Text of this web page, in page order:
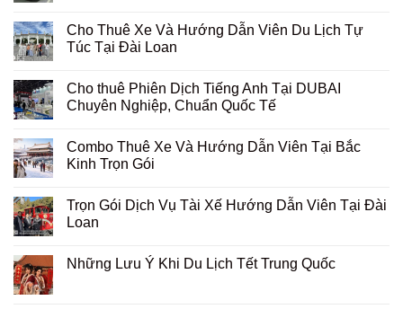
Cho Thuê Xe Và Hướng Dẫn Viên Du Lịch Tự
Túc Tại Đài Loan
Cho thuê Phiên Dịch Tiếng Anh Tại DUBAI
Chuyên Nghiệp, Chuẩn Quốc Tế
Combo Thuê Xe Và Hướng Dẫn Viên Tại Bắc
Kinh Trọn Gói
Trọn Gói Dịch Vụ Tài Xế Hướng Dẫn Viên Tại Đài
Loan
Những Lưu Ý Khi Du Lịch Tết Trung Quốc